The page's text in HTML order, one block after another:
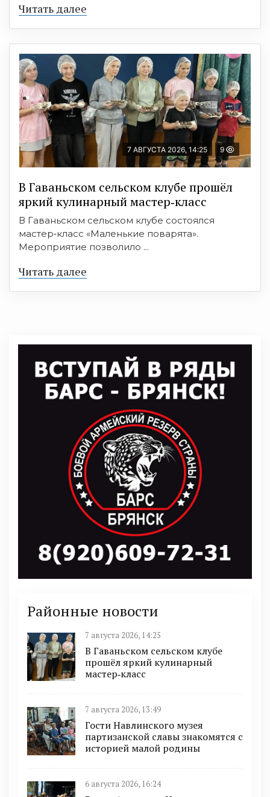
Читать далее
7 АВГУСТА 2026, 14:25 9
В Гаваньском сельском клубе прошёл
яркий кулинарный мастер‑класс
В Гаваньском сельском клубе состоялся
мастер‑класс «Маленькие поварята».
Мероприятие позволило ...
Читать далее
Районные новости
7 августа 2026, 14:25
В Гаваньском сельском клубе
прошёл яркий кулинарный
мастер‑класс
7 августа 2026, 13:49
Гости Навлинского музея
партизанской славы знакомятся с
историей малой родины
6 августа 2026, 16:24